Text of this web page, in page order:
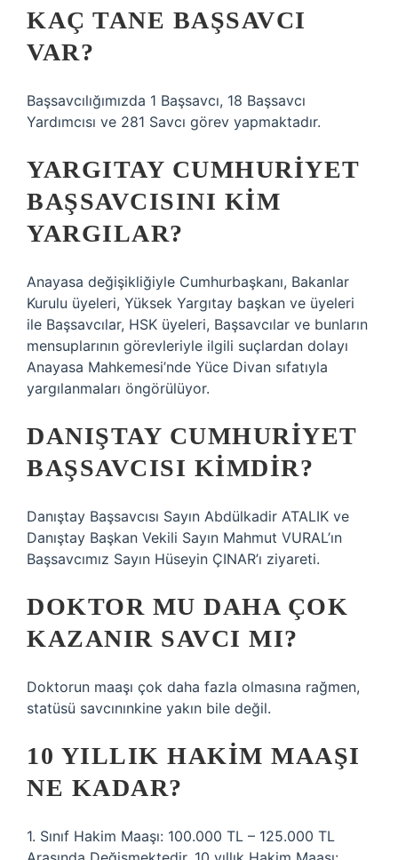
KAÇ TANE BAŞSAVCI
VAR?
Başsavcılığımızda 1 Başsavcı, 18 Başsavcı
Yardımcısı ve 281 Savcı görev yapmaktadır.
YARGITAY CUMHURIYET
BAŞSAVCISINI KIM
YARGILAR?
Anayasa değişikliğiyle Cumhurbaşkanı, Bakanlar
Kurulu üyeleri, Yüksek Yargıtay başkan ve üyeleri
ile Başsavcılar, HSK üyeleri, Başsavcılar ve bunların
mensuplarının görevleriyle ilgili suçlardan dolayı
Anayasa Mahkemesi’nde Yüce Divan sıfatıyla
yargılanmaları öngörülüyor.
DANIŞTAY CUMHURIYET
BAŞSAVCISI KIMDIR?
Danıştay Başsavcısı Sayın Abdülkadir ATALIK ve
Danıştay Başkan Vekili Sayın Mahmut VURAL’ın
Başsavcımız Sayın Hüseyin ÇINAR’ı ziyareti.
DOKTOR MU DAHA ÇOK
KAZANIR SAVCI MI?
Doktorun maaşı çok daha fazla olmasına rağmen,
statüsü savcınınkine yakın bile değil.
10 YILLIK HAKIM MAAŞI
NE KADAR?
1. Sınıf Hakim Maaşı: 100.000 TL – 125.000 TL